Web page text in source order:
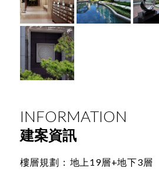
INFORMATION
建案資訊
樓層規劃： 地上19層+地下3層